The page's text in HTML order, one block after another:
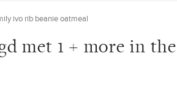
ivo rib beanie oatmeal
met 1 + more in